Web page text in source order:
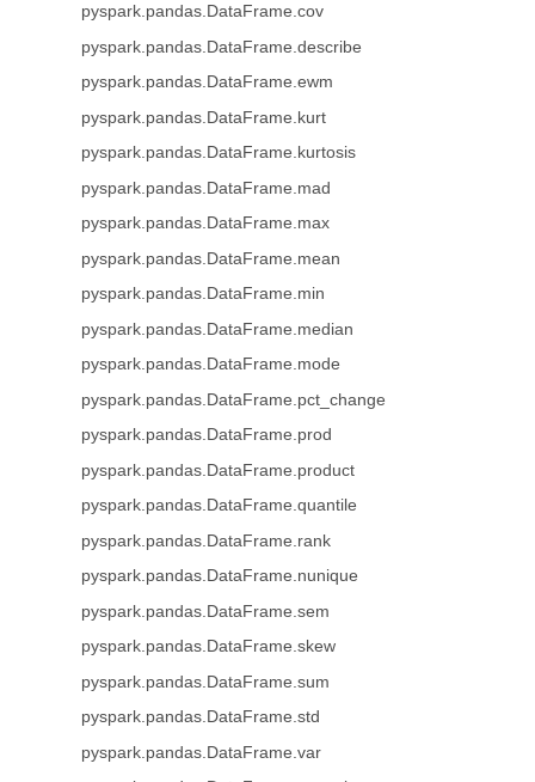
pyspark.pandas.DataFrame.cov
pyspark.pandas.DataFrame.describe
pyspark.pandas.DataFrame.ewm
pyspark.pandas.DataFrame.kurt
pyspark.pandas.DataFrame.kurtosis
pyspark.pandas.DataFrame.mad
pyspark.pandas.DataFrame.max
pyspark.pandas.DataFrame.mean
pyspark.pandas.DataFrame.min
pyspark.pandas.DataFrame.median
pyspark.pandas.DataFrame.mode
pyspark.pandas.DataFrame.pct_change
pyspark.pandas.DataFrame.prod
pyspark.pandas.DataFrame.product
pyspark.pandas.DataFrame.quantile
pyspark.pandas.DataFrame.rank
pyspark.pandas.DataFrame.nunique
pyspark.pandas.DataFrame.sem
pyspark.pandas.DataFrame.skew
pyspark.pandas.DataFrame.sum
pyspark.pandas.DataFrame.std
pyspark.pandas.DataFrame.var